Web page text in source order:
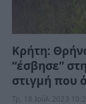
Κρήτη:
“έσβησε”
στιγμή που
Τρ, 18 Ιούλ 2023